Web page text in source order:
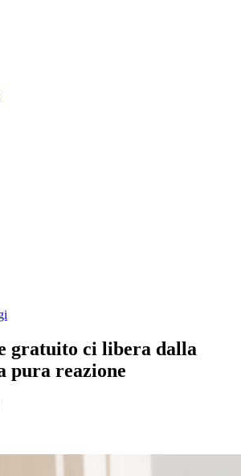
gratuito ci libera dalla
pura reazione